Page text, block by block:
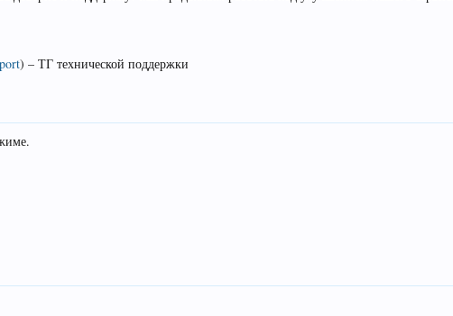
) – ТГ технической поддержки